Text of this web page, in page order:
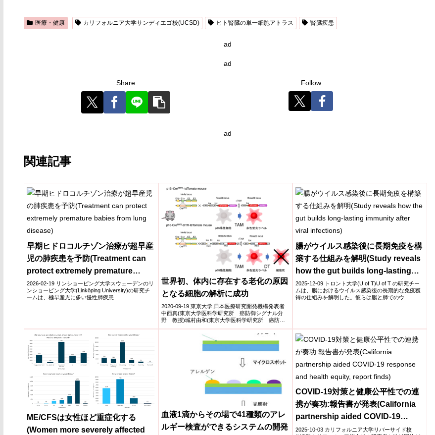
医療・健康 カリフォルニア大学サンディエゴ校(UCSD) ヒト腎臓の単一細胞アトラス 腎臓疾患
ad
ad
Share Follow
ad
関連記事
早期ヒドロコルチゾン治療が超早産
児の肺疾患を予防(Treatment can
protect extremely premature
babies from lung disease)
2026-02-19 リンショーピング大学スウェーデンのリ
ンショーピング大学(Linköping University)の研究チ
ームは、極早産児に多い慢性肺疾患...
世界初、体内に存在する老化の原因
となる細胞の解析に成功
2020-09-19 東京大学,日本医療研究開発機構発表者
中西真(東京大学医科学研究所 癌防御シグナル分
野 教授)城村由和(東京大学医科学研究所 癌防御
腸がウイルス感染後に長期免疫を構
築する仕組みを解明(Study reveals
how the gut builds long-lasting
immunity after viral infections)
2025-12-09 トロント大学(U of T)U of T の研究チー
ムは、腸におけるウイルス感染後の長期的な免疫獲
得の仕組みを解明した。彼らは腸と肺でのウ...
ME/CFSは女性ほど重症化する
(Women more severely affected
血液1滴からその場で41種類のアレ
ルギー検査ができるシステムの開発
COVID-19対策と健康公平性での連
携が奏功:報告書が発表(California
partnership aided COVID-19
response and health equity,
2025-10-03 カリフォルニア大学リバーサイド校